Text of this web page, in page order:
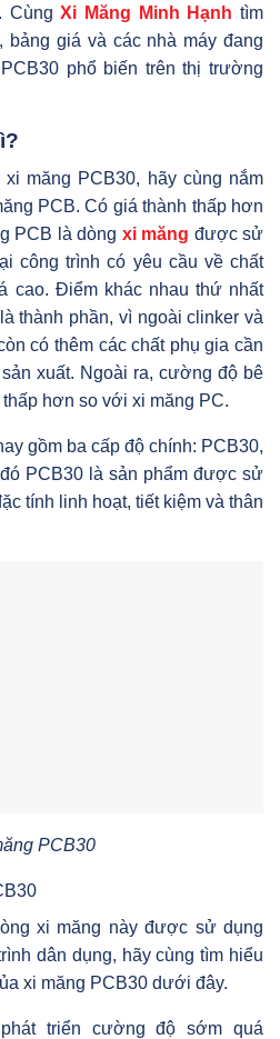
CùngXi Măng Minh Hạnh tìm
bảng giá và các nhà máy đang
phổ biến trên thị trường
măng PCB30, hãy cùng nắm
PCB. Có giá thành thấp hơn
PCB là dòng xi măng được sử
công trình có yêu cầu về chất
cao. Điểm khác nhau thứ nhất
thành phần, vì ngoài clinker và
có thêm các chất phụ gia cần
xuất. Ngoài ra, cường độ bê
hơn so với xi măng PC.
gồm ba cấp độ chính: PCB30,
PCB30 là sản phẩm được sử
tính linh hoạt, tiết kiệm và thân
PCB30
xi măng này được sử dụng
dân dụng, hãy cùng tìm hiểu
xi măng PCB30 dưới đây.
triển cường độ sớm quá